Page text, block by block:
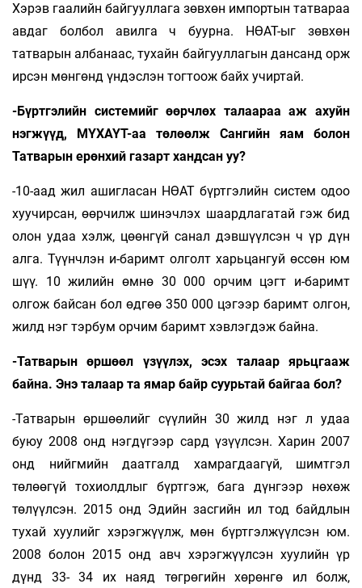
Хэрэв гаалийн байгууллага зөвхөн импортын татвараа
авдаг болбол авилга ч буурна. НӨАТ-ыг зөвхөн
татварын албанаас, тухайн байгууллагын дансанд орж
ирсэн мөнгөнд үндэслэн тогтоож байх учиртай.
-Бүртгэлийн системийг өөрчлөх талаараа аж ахуйн
нэгжүүд, МҮХАҮТ-аа тө­лөөлж Сангийн яам болон
Татварын ерөнхий газарт хандсан уу?
-10-аад жил ашигласан НӨАТ бүртгэлийн систем одоо
хуучирсан, өөрчилж шинэчлэх шаардлагатай гэж бид
олон удаа хэлж, цөөнгүй санал дэвшүүлсэн ч үр дүн
алга. Түүнчлэн и-баримт олголт харьцангуй өссөн юм
шүү. 10 жилийн өмнө 30 000 орчим цэгт и-баримт
олгож байсан бол өдгөө 350 000 цэгээр баримт олгон,
жилд нэг тэрбум орчим баримт хэвлэгдэж байна.
-Татварын өршөөл үзүүлэх, эсэх талаар ярьцгааж
байна. Энэ талаар та ямар байр суурьтай байгаа бол?
-Татварын өршөөлийг сүүлийн 30 жилд нэг л удаа
буюу 2008 онд нэгдүгээр сард үзүүлсэн. Харин 2007
онд нийгмийн даатгалд хамрагдаагүй, шимтгэл
төлөөгүй тохиолдлыг бүртгэж, бага дүнгээр нөхөж
төлүүлсэн. 2015 онд Эдийн засгийн ил тод байдлын
тухай хуулийг хэрэгжүүлж, мөн бүртгэлжүүлсэн юм.
2008 болон 2015 онд авч хэрэгжүүлсэн хуулийн үр
дүнд 33- 34 их наяд төгрөгийн хөрөнгө ил болж,